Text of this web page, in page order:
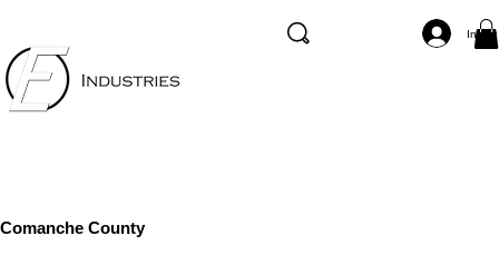
Comanche County